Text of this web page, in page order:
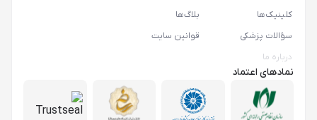
کلینیک‌ها
بلاگ‌ها
سؤالات پزشکی
قوانین سایت
درباره ما
نمادهای اعتماد